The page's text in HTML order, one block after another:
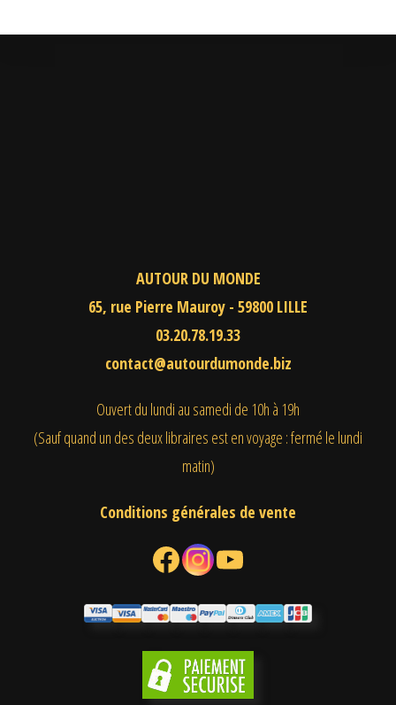
AUTOUR DU MONDE
65, rue Pierre Mauroy - 59800 LILLE
03.20.78.19.33
contact@autourdumonde.biz
Ouvert du lundi au samedi de 10h à 19h
(Sauf quand un des deux libraires est en voyage : fermé le lundi
matin)
Conditions générales de vente
Facebook Instagram YouTube